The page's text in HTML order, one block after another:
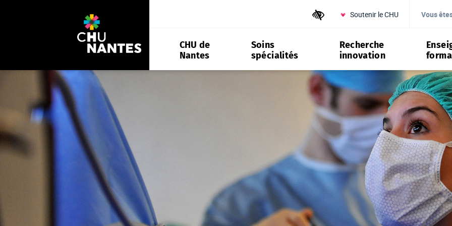
Outils d'accessibilité
Soutenir le CHU Vous
CHU de
Nantes
Soins
spécialités
Recherche
innovation